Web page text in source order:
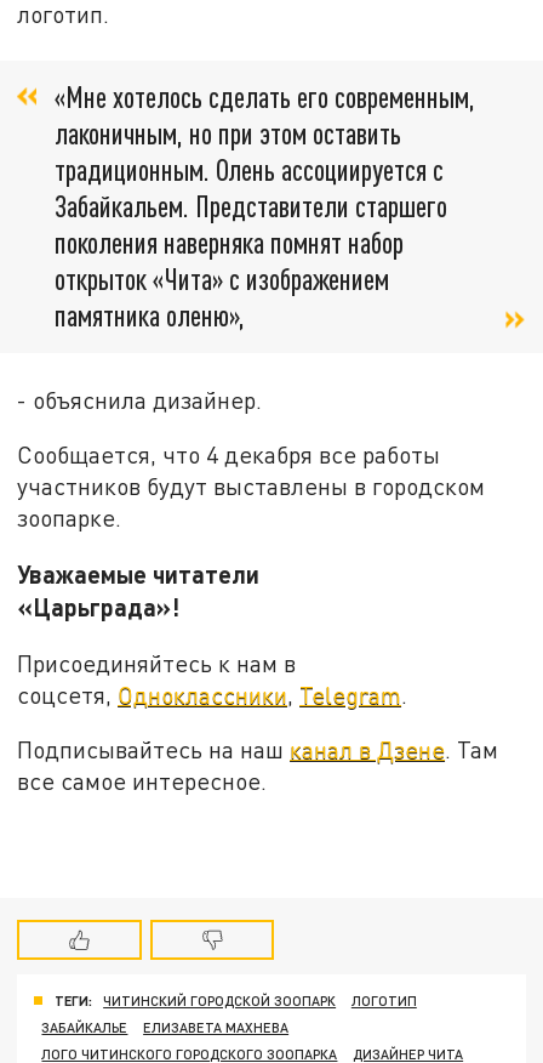
логотип.
«Мне хотелось сделать его современным,
лаконичным, но при этом оставить
традиционным. Олень ассоциируется с
Забайкальем. Представители старшего
поколения наверняка помнят набор
открыток «Чита» с изображением
памятника оленю»,
- объяснила дизайнер.
Сообщается, что 4 декабря все работы
участников будут выставлены в городском
зоопарке.
Уважаемые читатели
«Царьграда»!
Присоединяйтесь к нам в
соцсетя, Одноклассники, Telegram.
Подписывайтесь на наш канал в Дзене. Там
все самое интересное.
ТЕГИ: ЧИТИНСКИЙ ГОРОДСКОЙ ЗООПАРК
ЛОГОТИП
ЗАБАЙКАЛЬЕ
ЕЛИЗАВЕТА МАХНЕВА
ЛОГО ЧИТИНСКОГО ГОРОДСКОГО ЗООПАРКА
ДИЗАЙНЕР ЧИТА